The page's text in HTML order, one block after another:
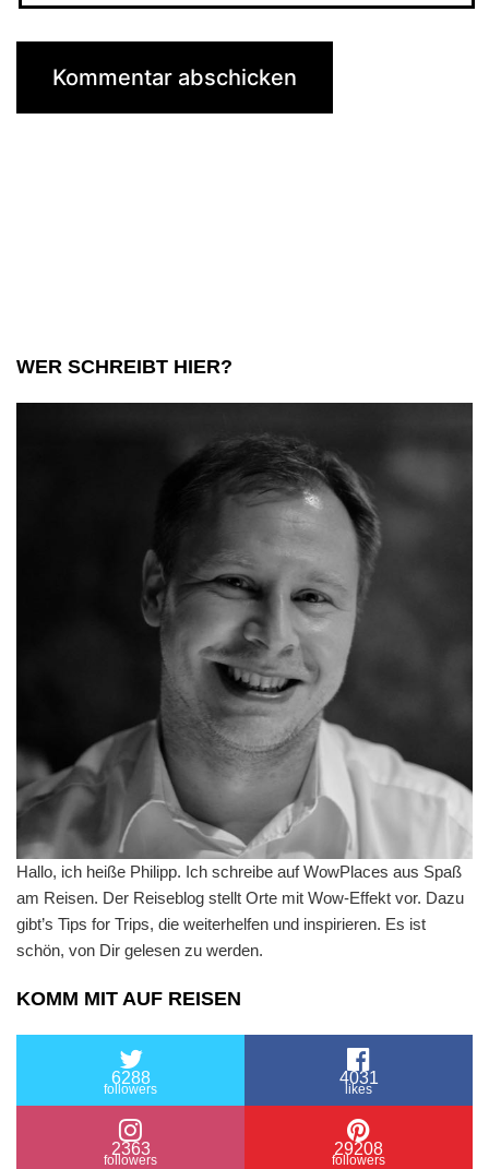
WER SCHREIBT HIER?
Hallo, ich heiße Philipp. Ich schreibe auf WowPlaces aus Spaß
am Reisen. Der Reiseblog stellt Orte mit Wow-Effekt vor. Dazu
gibt’s Tips for Trips, die weiterhelfen und inspirieren. Es ist
schön, von Dir gelesen zu werden.
KOMM MIT AUF REISEN
6288
followers
4031
likes
2363
followers
29208
followers